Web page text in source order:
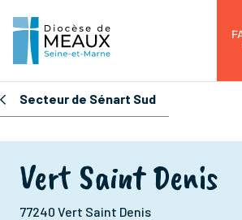
Secteur de Sénart Sud
Vert Saint Denis
77240 Vert Saint Denis